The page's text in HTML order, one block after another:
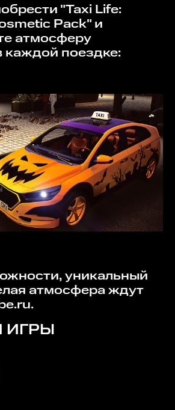
Pack" и
атмосферу
каждой поездке:
атмосфера ждут
ИГРЫ